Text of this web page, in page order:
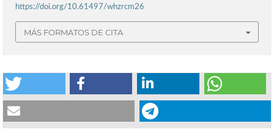
https://doi.org/10.61497/whzrcm26
MÁS FORMATOS DE CITA